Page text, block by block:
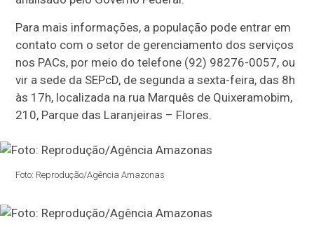
Para mais informações, a população pode entrar em
contato com o setor de gerenciamento dos serviços
nos PACs, por meio do telefone (92) 98276-0057, ou
vir a sede da SEPcD, de segunda a sexta-feira, das 8h
às 17h, localizada na rua Marquês de Quixeramobim,
210, Parque das Laranjeiras – Flores.
Foto: Reprodução/Agência Amazonas